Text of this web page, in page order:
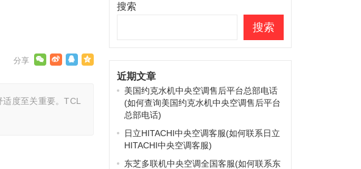
度至关重要。TCL
搜索
搜索
近期文章
美国约克水机中央空调售后平台总部电话
(如何查询美国约克水机中央空调售后平台
总部电话)
日立HITACHI中央空调客服(如何联系日立
HITACHI中央空调客服)
东芝多联机中央空调全国客服(如何联系东